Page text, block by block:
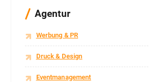
Agentur
Werbung & PR
Druck & Design
Eventmanagement